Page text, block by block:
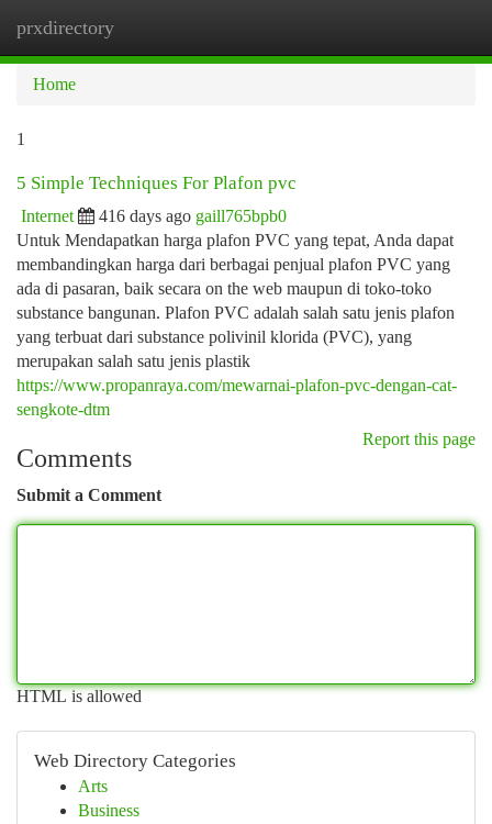
prxdirectory
Home
1
5 Simple Techniques For Plafon pvc
Internet 416 days ago gaill765bpb0
Untuk Mendapatkan harga plafon PVC yang tepat, Anda dapat
membandingkan harga dari berbagai penjual plafon PVC yang
ada di pasaran, baik secara on the web maupun di toko-toko
substance bangunan. Plafon PVC adalah salah satu jenis plafon
yang terbuat dari substance polivinil klorida (PVC), yang
merupakan salah satu jenis plastik
https://www.propanraya.com/mewarnai-plafon-pvc-dengan-cat-
sengkote-dtm
Report this page
Comments
Submit a Comment
HTML is allowed
Web Directory Categories
Arts
Business